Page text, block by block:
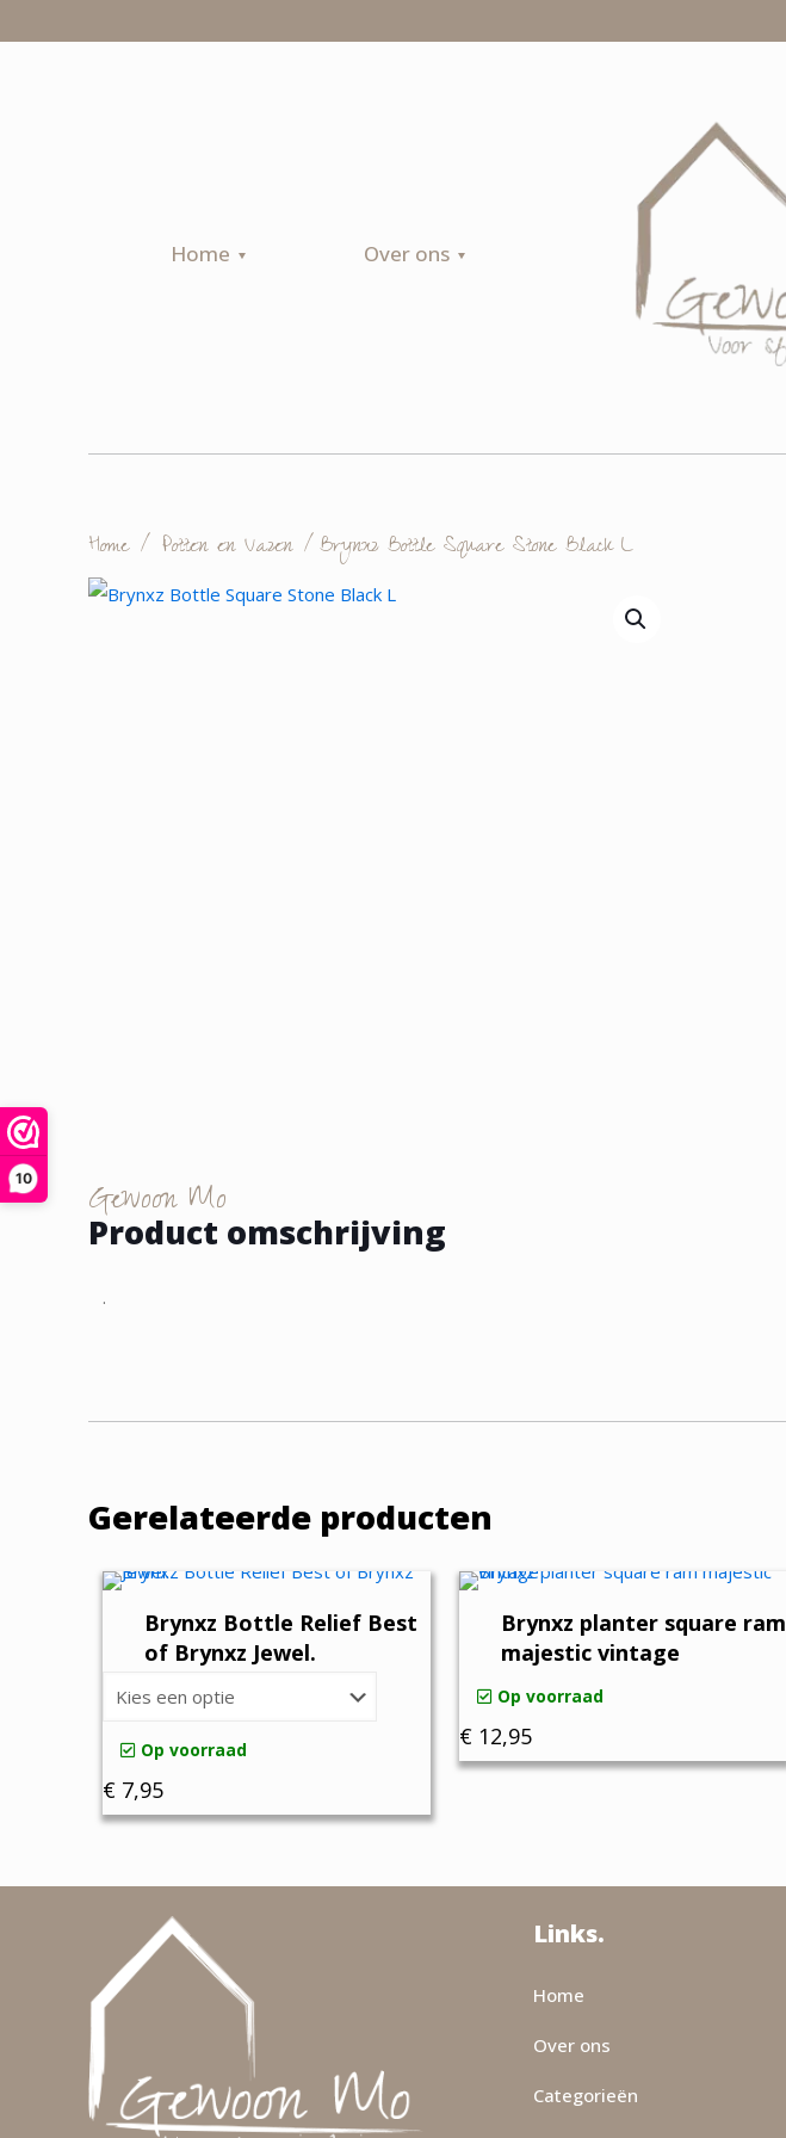
10
Home Over ons
Home / Potten en Vazen /Brynxz Bottle Square Stone Black L
Gewoon Mo
Product omschrijving
.
Gerelateerde producten
Brynxz Bottle Relief Best
of Brynxz Jewel.
Op voorraad
€7,95
Dit
meerdere
variaties.
Deze
kan
gekozen
worden
Brynxz planter square ram
majestic vintage
Op voorraad
€12,95
Links.
Home
Over ons
Categorieën